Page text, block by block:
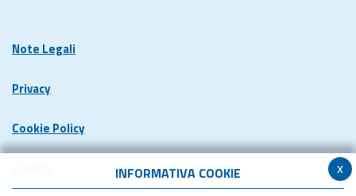
x
INFORMATIVA COOKIE
Note Legali
Privacy
Cookie Policy